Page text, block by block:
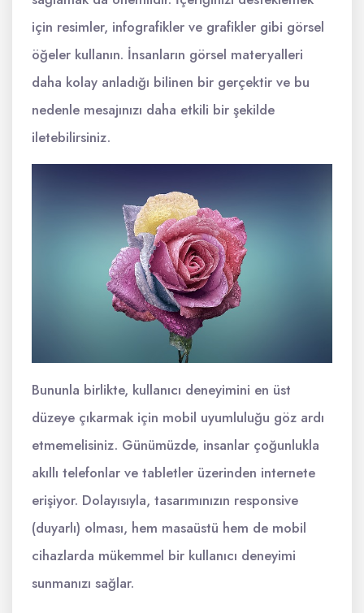
için resimler, infografikler ve grafikler gibi görsel
öğeler kullanın. İnsanların görsel materyalleri
daha kolay anladığı bilinen bir gerçektir ve bu
nedenle mesajınızı daha etkili bir şekilde
iletebilirsiniz.
Bununla birlikte, kullanıcı deneyimini en üst
düzeye çıkarmak için mobil uyumluluğu göz ardı
etmemelisiniz. Günümüzde, insanlar çoğunlukla
akıllı telefonlar ve tabletler üzerinden internete
erişiyor. Dolayısıyla, tasarımınızın responsive
(duyarlı) olması, hem masaüstü hem de mobil
cihazlarda mükemmel bir kullanıcı deneyimi
sunmanızı sağlar.